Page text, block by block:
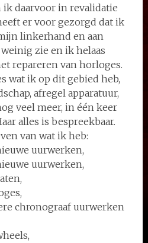
ik daarvoor in revalidatie
er voor gezorgd dat ik
linkerhand en aan
zie en ik helaas
repareren van horloges.
wat ik op dit gebied heb,
afregel apparatuur,
veel meer, in één keer
alles is bespreekbaar.
van wat ik heb:
uurwerken,
uurwerken,
chronograaf uurwerken